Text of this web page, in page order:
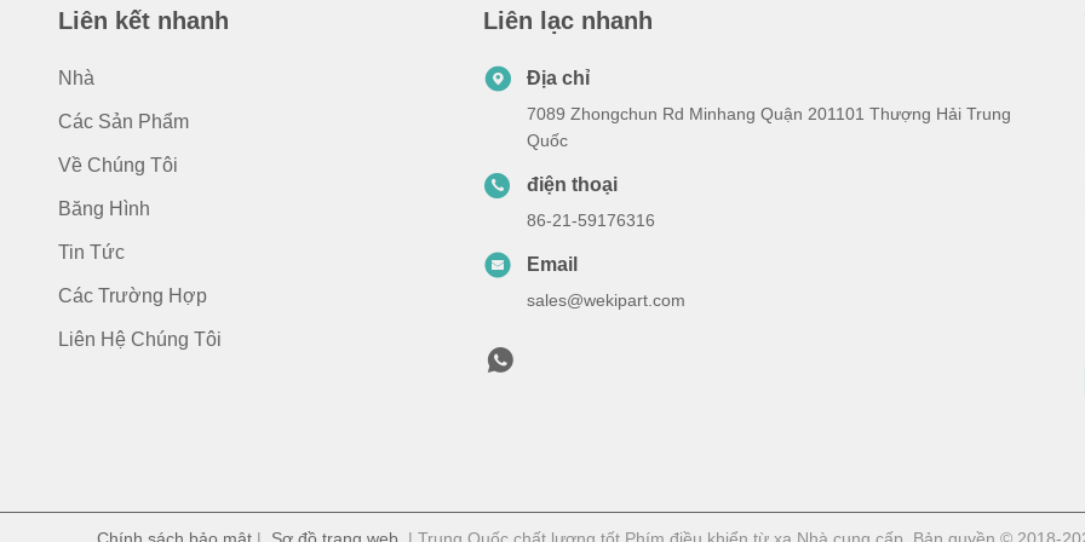
Liên kết nhanh
Nhà
Các Sản Phẩm
Về Chúng Tôi
Băng Hình
Tin Tức
Các Trường Hợp
Liên Hệ Chúng Tôi
Liên lạc nhanh
Địa chỉ
7089 Zhongchun Rd Minhang Quận 201101 Thượng Hải Trung
Quốc
điện thoại
86-21-59176316
Email
sales@wekipart.com